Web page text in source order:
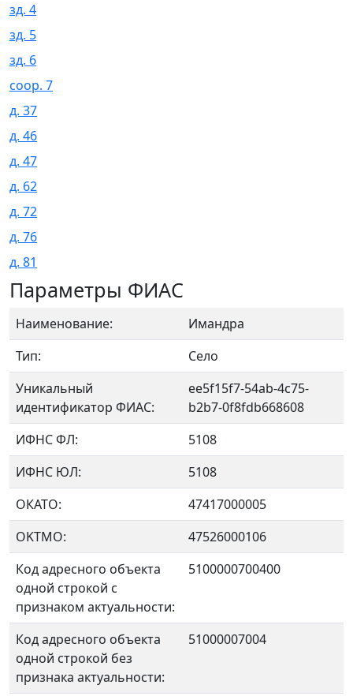
зд. 4
зд. 5
зд. 6
соор. 7
д. 37
д. 46
д. 47
д. 62
д. 72
д. 76
д. 81
Параметры ФИАС
Наименование:
Имандра
Тип:
Село
Уникальный
идентификатор ФИАС:
ee5f15f7-54ab-4c75-
b2b7-0f8fdb668608
ИФНС ФЛ:
5108
ИФНС ЮЛ:
5108
ОКАТО:
47417000005
OKTMO:
47526000106
Код адресного объекта
одной строкой с
признаком актуальности:
5100000700400
Код адресного объекта
одной строкой без
признака актуальности:
51000007004